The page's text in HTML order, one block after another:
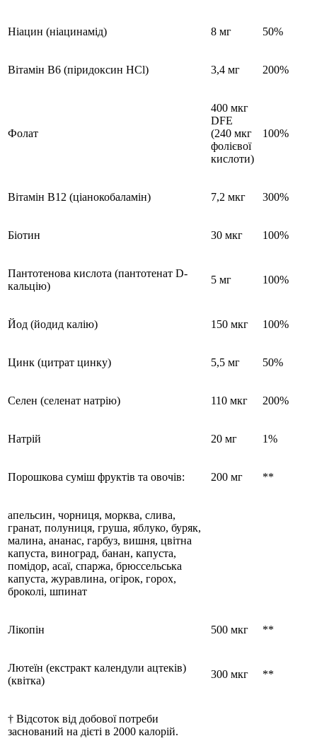
Ніацин (ніацинамід) 8 мг 50%
Вітамін B6 (піридоксин HCl) 3,4 мг 200%
Фолат
400 мкг
DFE
(240 мкг
фолієвої
кислоти)
100%
Вітамін B12 (ціанокобаламін) 7,2 мкг 300%
Біотин 30 мкг 100%
Пантотенова кислота (пантотенат D-
кальцію)
5 мг 100%
Йод (йодид калію) 150 мкг 100%
Цинк (цитрат цинку) 5,5 мг 50%
Селен (селенат натрію) 110 мкг 200%
Натрій 20 мг 1%
Порошкова суміш фруктів та овочів: 200 мг **
апельсин, чорниця, морква, слива,
гранат, полуниця, груша, яблуко, буряк,
малина, ананас, гарбуз, вишня, цвітна
капуста, виноград, банан, капуста,
помідор, асаї, спаржа, брюссельська
капуста, журавлина, огірок, горох,
броколі, шпинат
Лікопін 500 мкг **
Лютеїн (екстракт календули ацтеків)
(квітка)
300 мкг **
† Відсоток від добової потреби
заснований на дієті в 2000 калорій.